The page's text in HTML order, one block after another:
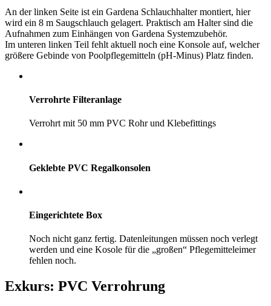
An der linken Seite ist ein Gardena Schlauchhalter montiert, hier
wird ein 8 m Saugschlauch gelagert. Praktisch am Halter sind die
Aufnahmen zum Einhängen von Gardena Systemzubehör.
Im unteren linken Teil fehlt aktuell noch eine Konsole auf, welcher
größere Gebinde von Poolpflegemitteln (pH-Minus) Platz finden.
Verrohrte Filteranlage
Verrohrt mit 50 mm PVC Rohr und Klebefittings
Geklebte PVC Regalkonsolen
Eingerichtete Box
Noch nicht ganz fertig. Datenleitungen müssen noch verlegt
werden und eine Kosole für die „großen“ Pflegemitteleimer
fehlen noch.
Exkurs: PVC Verrohrung